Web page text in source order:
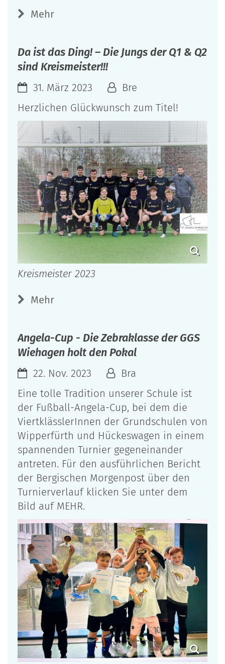
Mehr
Da ist das Ding! – Die Jungs der Q1 & Q2
sind Kreismeister!!!
31. März 2023
Bre
Herzlichen Glückwunsch zum Titel!
Kreismeister 2023
Mehr
Angela-Cup - Die Zebraklasse der GGS
Wiehagen holt den Pokal
22. Nov. 2023
Bra
Eine tolle Tradition unserer Schule ist
der Fußball-Angela-Cup, bei dem die
ViertklässlerInnen der Grundschulen von
Wipperfürth und Hückeswagen in einem
spannenden Turnier gegeneinander
antreten. Für den ausführlichen Bericht
der Bergischen Morgenpost über den
Turnierverlauf klicken Sie unter dem
Bild auf MEHR.